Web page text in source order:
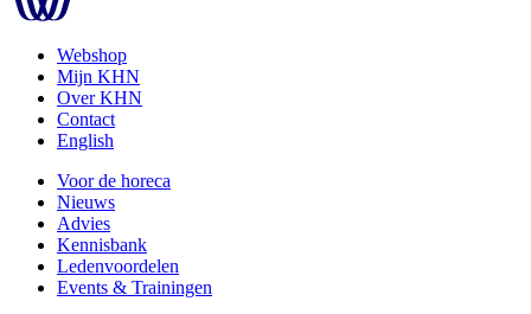
Webshop
Mijn KHN
Over KHN
Contact
English
Voor de horeca
Nieuws
Advies
Kennisbank
Ledenvoordelen
Events & Trainingen